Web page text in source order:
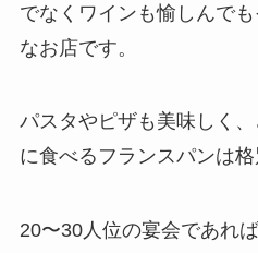
でなくワインも愉しんで
なお店です。
パスタやピザも美味しく
に食べるフランスパンは格
20〜30人位の宴会であれ